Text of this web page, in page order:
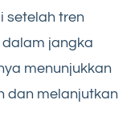
setelah tren
dalam jangka
menunjukkan
dan melanjutkan